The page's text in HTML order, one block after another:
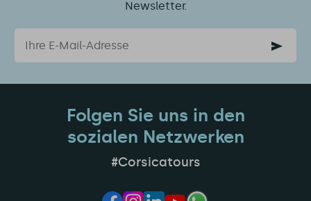
Newsletter.
Email
Folgen Sie uns in den
sozialen Netzwerken
#Corsicatours